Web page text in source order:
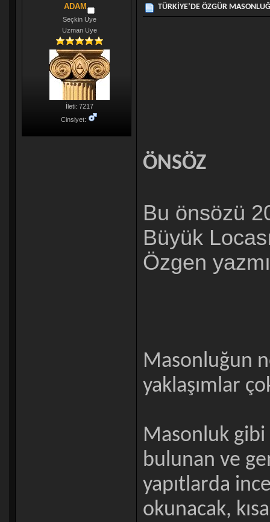
ADAM
Seçkin Üye
Uzman Uye
İleti: 7217
Cinsiyet:
TÜRKİYE’DE ÖZGÜR
ÖNSÖZ
Bu önsözü
Büyük
Özgen
Masonluğun
yaklaşımlar
Masonluk
bulunan ve
yapıtlarda
okunacak,